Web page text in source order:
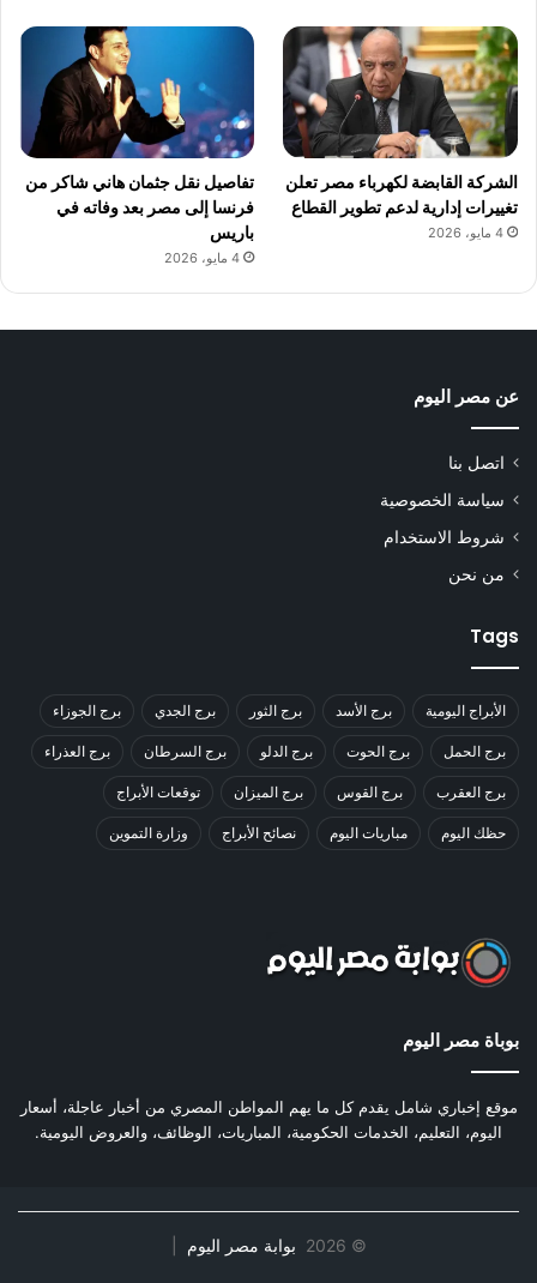
الشركة القابضة لكهرباء مصر تعلن
تغييرات إدارية لدعم تطوير القطاع
4 مايو، 2026
تفاصيل نقل جثمان هاني شاكر من
فرنسا إلى مصر بعد وفاته في
باريس
4 مايو، 2026
عن مصر اليوم
اتصل بنا
سياسة الخصوصية
شروط الاستخدام
من نحن
Tags
الأبراج اليومية برج الأسد برج الثور برج الجدي برج الجوزاء
برج الحمل برج الحوت برج الدلو برج السرطان برج العذراء
برج العقرب برج القوس برج الميزان توقعات الأبراج
حظك اليوم مباريات اليوم نصائح الأبراج وزارة التموين
بوباة مصر اليوم
موقع إخباري شامل يقدم كل ما يهم المواطن المصري من أخبار عاجلة، أسعار
اليوم، التعليم، الخدمات الحكومية، المباريات، الوظائف، والعروض اليومية.
©
2026 بوابة مصر اليوم